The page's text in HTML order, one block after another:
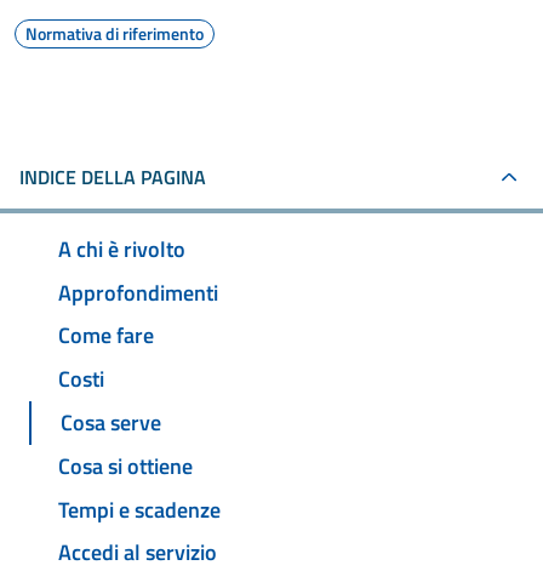
Normativa di riferimento
INDICE DELLA PAGINA
A chi è rivolto
Approfondimenti
Come fare
Costi
Cosa serve
Cosa si ottiene
Tempi e scadenze
Accedi al servizio